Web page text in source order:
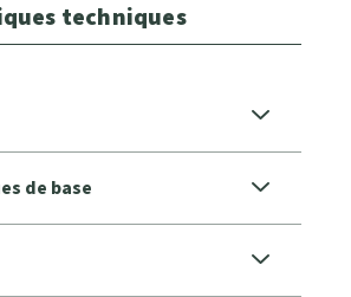
techniques
de base